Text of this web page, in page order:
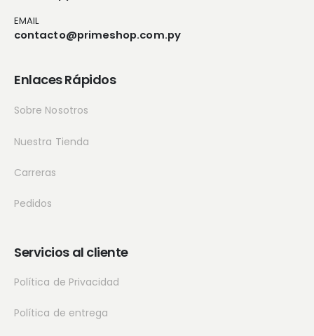
EMAIL
contacto@primeshop.com.py
Enlaces Rápidos
Sobre Nosotros
Nuestra Tienda
Carreras
Pedidos
Servicios al cliente
Política de Privacidad
Política de entrega